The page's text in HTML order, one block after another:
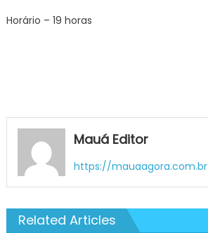
Horário – 19 horas
Mauá Editor
https://mauaagora.com.br
Related Articles